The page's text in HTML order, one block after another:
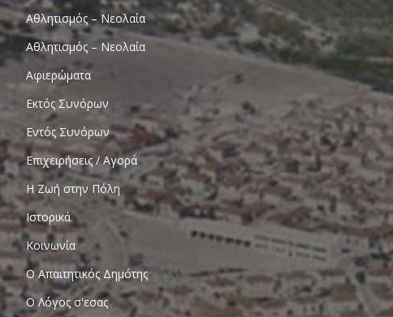
Αθλητισμός – Νεολαία
Αθλητισμός – Νεολαία
Αφιερώματα
Εκτός Συνόρων
Εντός Συνόρων
Επιχειρήσεις / Αγορά
Η Ζωή στην Πόλη
Ιστορικά
Κοινωνία
Ο Απαιτητικός Δημότης
Ο Λόγος σ'εσας